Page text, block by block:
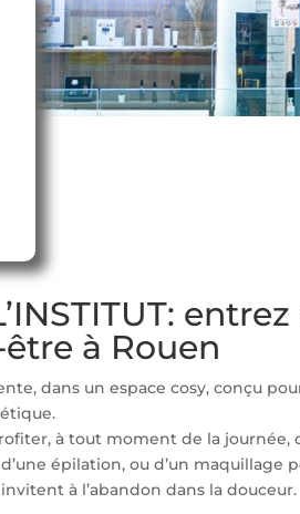
à Rouen
dans un espace cosy, conçu
à tout moment de la journée,
épilation, ou d’un maquillage
à l’abandon dans la douceur.